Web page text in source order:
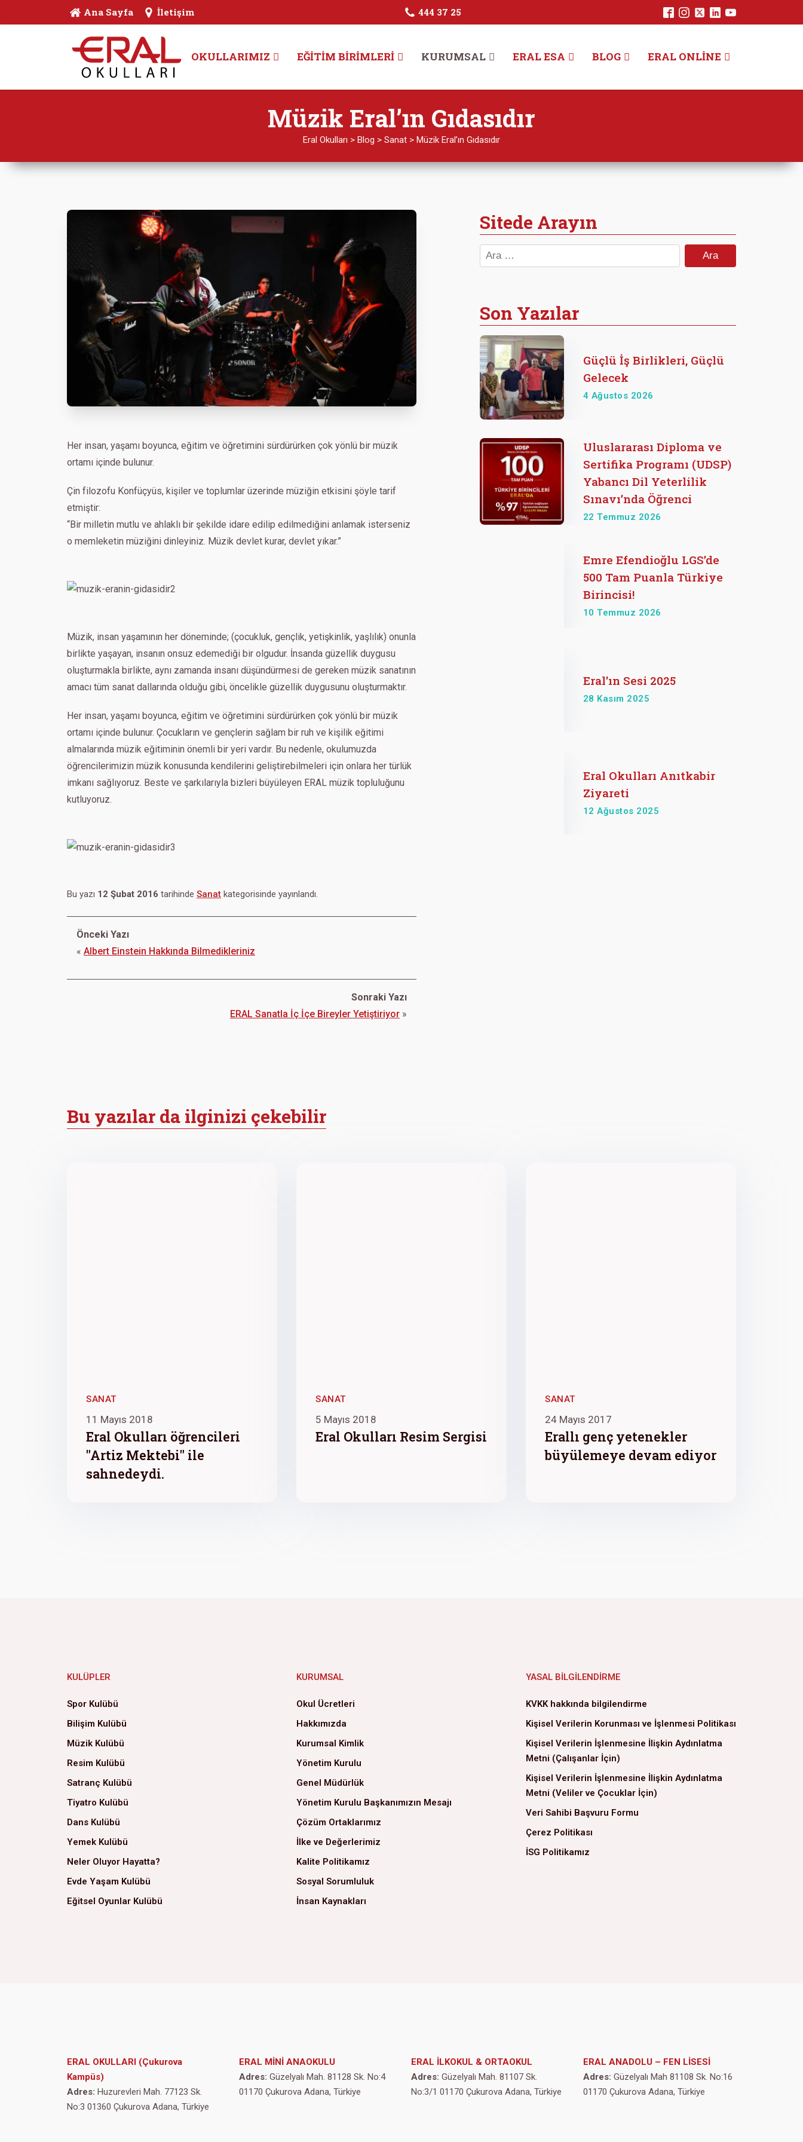
Ana Sayfa İletişim 444 37 25
OKULLARIMIZ EĞITIM BIRIMLERI KURUMSAL ERAL ESA BLOG ERAL ONLINE
Müzik Eral’ın Gıdasıdır
Eral Okulları > Blog > Sanat > Müzik Eral’ın Gıdasıdır
Her insan, yaşamı boyunca, eğitim ve öğretimini sürdürürken çok yönlü bir müzik
ortamı içinde bulunur.
Çin filozofu Konfüçyüs, kişiler ve toplumlar üzerinde müziğin etkisini şöyle tarif
etmiştir:
“Bir milletin mutlu ve ahlaklı bir şekilde idare edilip edilmediğini anlamak isterseniz
o memleketin müziğini dinleyiniz. Müzik devlet kurar, devlet yıkar.”
Müzik, insan yaşamının her döneminde; (çocukluk, gençlik, yetişkinlik, yaşlılık) onunla
birlikte yaşayan, insanın onsuz edemediği bir olgudur. İnsanda güzellik duygusu
oluşturmakla birlikte, aynı zamanda insanı düşündürmesi de gereken müzik sanatının
amacı tüm sanat dallarında olduğu gibi, öncelikle güzellik duygusunu oluşturmaktır.
Her insan, yaşamı boyunca, eğitim ve öğretimini sürdürürken çok yönlü bir müzik
ortamı içinde bulunur. Çocukların ve gençlerin sağlam bir ruh ve kişilik eğitimi
almalarında müzik eğitiminin önemli bir yeri vardır. Bu nedenle, okulumuzda
öğrencilerimizin müzik konusunda kendilerini geliştirebilmeleri için onlara her türlük
imkanı sağlıyoruz. Beste ve şarkılarıyla bizleri büyüleyen ERAL müzik topluluğunu
kutluyoruz.
Bu yazı 12 Şubat 2016 tarihinde Sanat kategorisinde yayınlandı.
Önceki Yazı
« Albert Einstein Hakkında Bilmedikleriniz
Sonraki Yazı
ERAL Sanatla İç İçe Bireyler Yetiştiriyor »
Sitede Arayın
Arama:
Son Yazılar
Güçlü İş Birlikleri, Güçlü
Gelecek
4 Ağustos 2026
Uluslararası Diploma ve
Sertifika Programı (UDSP)
Yabancı Dil Yeterlilik
Sınavı’nda Öğrenci
22 Temmuz 2026
Emre Efendioğlu LGS’de
500 Tam Puanla Türkiye
Birincisi!
10 Temmuz 2026
Eral'ın Sesi 2025
28 Kasım 2025
Eral Okulları Anıtkabir
Ziyareti
12 Ağustos 2025
Bu yazılar da ilginizi çekebilir
SANAT
11 Mayıs 2018
Eral Okulları öğrencileri
"Artiz Mektebi" ile
sahnedeydi.
SANAT
5 Mayıs 2018
Eral Okulları Resim Sergisi
SANAT
24 Mayıs 2017
Erallı genç yetenekler
büyülemeye devam ediyor
KULÜPLER
Spor Kulübü
Bilişim Kulübü
Müzik Kulübü
Resim Kulübü
Satranç Kulübü
Tiyatro Kulübü
Dans Kulübü
Yemek Kulübü
Neler Oluyor Hayatta?
Evde Yaşam Kulübü
Eğitsel Oyunlar Kulübü
KURUMSAL
Okul Ücretleri
Hakkımızda
Kurumsal Kimlik
Yönetim Kurulu
Genel Müdürlük
Yönetim Kurulu Başkanımızın Mesajı
Çözüm Ortaklarımız
İlke ve Değerlerimiz
Kalite Politikamız
Sosyal Sorumluluk
İnsan Kaynakları
YASAL BILGILENDIRME
KVKK hakkında bilgilendirme
Kişisel Verilerin Korunması ve İşlenmesi Politikası
Kişisel Verilerin İşlenmesine İlişkin Aydınlatma
Metni (Çalışanlar İçin)
Kişisel Verilerin İşlenmesine İlişkin Aydınlatma
Metni (Veliler ve Çocuklar İçin)
Veri Sahibi Başvuru Formu
Çerez Politikası
İSG Politikamız
ERAL OKULLARI (Çukurova
Kampüs)
Adres: Huzurevleri Mah. 77123 Sk.
No:3 01360 Çukurova Adana, Türkiye
ERAL MİNİ ANAOKULU
Adres: Güzelyalı Mah. 81128 Sk. No:4
01170 Çukurova Adana, Türkiye
ERAL İLKOKUL & ORTAOKUL
Adres: Güzelyalı Mah. 81107 Sk.
No:3/1 01170 Çukurova Adana, Türkiye
ERAL ANADOLU – FEN LİSESİ
Adres: Güzelyalı Mah 81108 Sk. No:16
01170 Çukurova Adana, Türkiye